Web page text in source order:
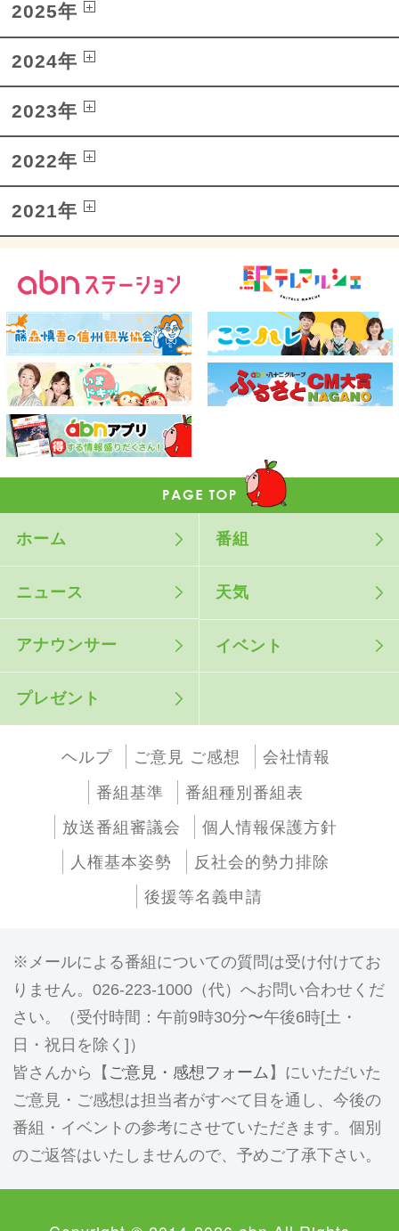
2025年
2024年
2023年
2022年
2021年
ホーム 番組
ニュース 天気
アナウンサー イベント
プレゼント
ヘルプ ご意見 ご感想
会社情報
番組基準
番組種別番組表
放送番組審議会
個人情報保護方針
人権基本姿勢
反社会的勢力排除
後援等名義申請
メールによる番組についての質問は受け付けてお
りません。026-223-1000（代）へお問い合わせくだ
さい。（受付時間：午前9時30分〜午後6時[土・
日・祝日を除く]）
皆さんから【 ご意見・感想フォーム 】にいただいた
ご意見・ご感想は担当者がすべて目を通し、今後の
番組・イベントの参考にさせていただきます。個別
のご返答はいたしませんので、予めご了承下さい。